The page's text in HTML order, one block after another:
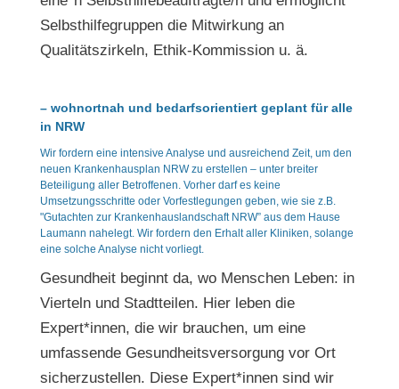
Selbsthilfegruppen die Mitwirkung an
Qualitätszirkeln, Ethik-Kommission u. ä.
– wohnortnah und bedarfsorientiert geplant für alle
in NRW
Wir fordern eine intensive Analyse und ausreichend Zeit, um den
neuen Krankenhausplan NRW zu erstellen – unter breiter
Beteiligung aller Betroffenen. Vorher darf es keine
Umsetzungsschritte oder Vorfestlegungen geben, wie sie z.B.
"Gutachten zur Krankenhauslandschaft NRW” aus dem Hause
Laumann nahelegt. Wir fordern den Erhalt aller Kliniken, solange
eine solche Analyse nicht vorliegt.
Gesundheit beginnt da, wo Menschen Leben: in
Vierteln und Stadtteilen. Hier leben die
Expert*innen, die wir brauchen, um eine
umfassende Gesundheitsversorgung vor Ort
sicherzustellen. Diese Expert*innen sind wir